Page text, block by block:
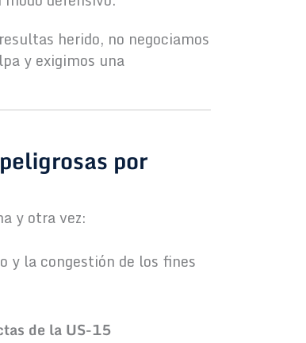
Santa Rear-Ended Me,
Where Can I Sue Him?
herido, no negociamos
y exigimos una
por
y otra vez:
y la congestión de los fines
de la US-15